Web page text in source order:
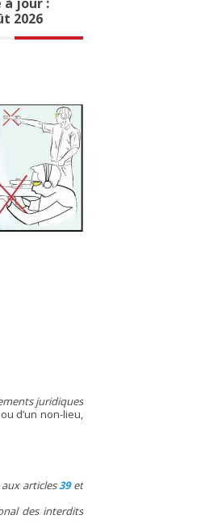
2026
juridiques
d’un non-lieu,
aux articles39et
des interdits